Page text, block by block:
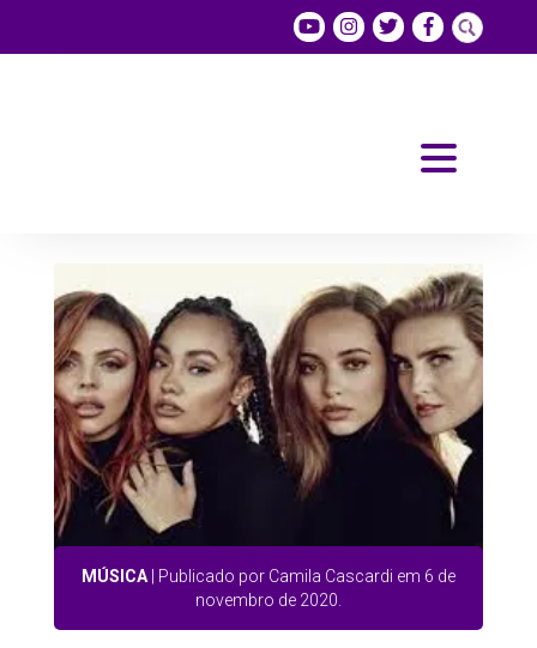
MÚSICA| Publicado por Camila Cascardi em 6 de
novembro de 2020.